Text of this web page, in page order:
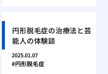
円形脱毛症の治療法と芸
能人の体験談
2025.01.07
円形脱毛症